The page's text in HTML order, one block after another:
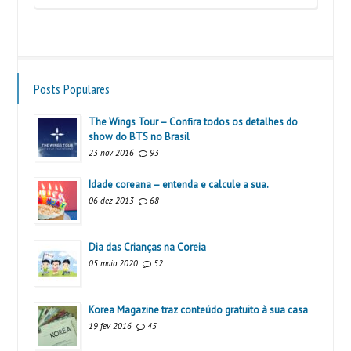
Posts Populares
The Wings Tour – Confira todos os detalhes do
show do BTS no Brasil
23 nov 2016 93
Idade coreana – entenda e calcule a sua.
06 dez 2013 68
Dia das Crianças na Coreia
05 maio 2020 52
Korea Magazine traz conteúdo gratuito à sua casa
19 fev 2016 45